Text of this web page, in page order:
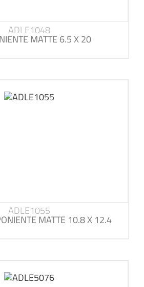
ADLE1048
MATTE 6.5 X 20
ADLE1055
MATTE 10.8 X 12.4